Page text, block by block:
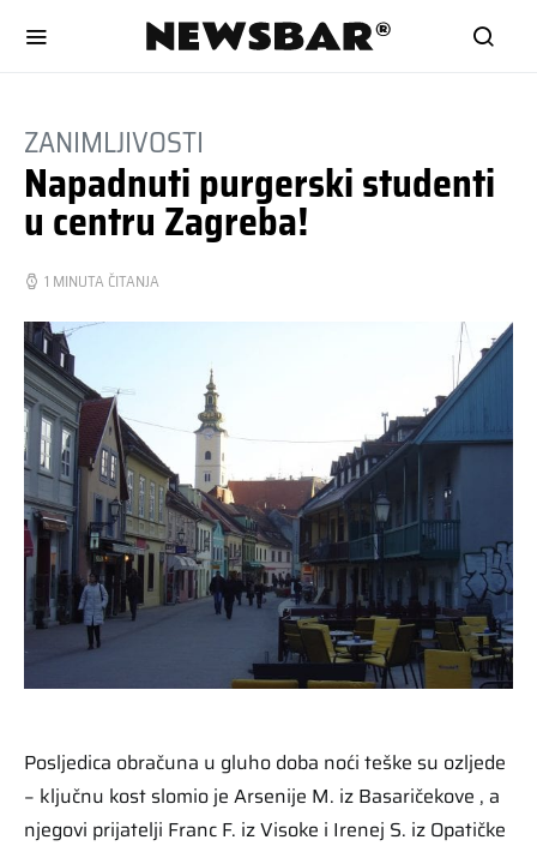
ZANIMLJIVOSTI
Napadnuti purgerski studenti
u centru Zagreba!
1 MINUTA ČITANJA
Posljedica obračuna u gluho doba noći teške su ozljede
− ključnu kost slomio je Arsenije M. iz Basaričekove , a
njegovi prijatelji Franc F. iz Visoke i Irenej S. iz Opatičke